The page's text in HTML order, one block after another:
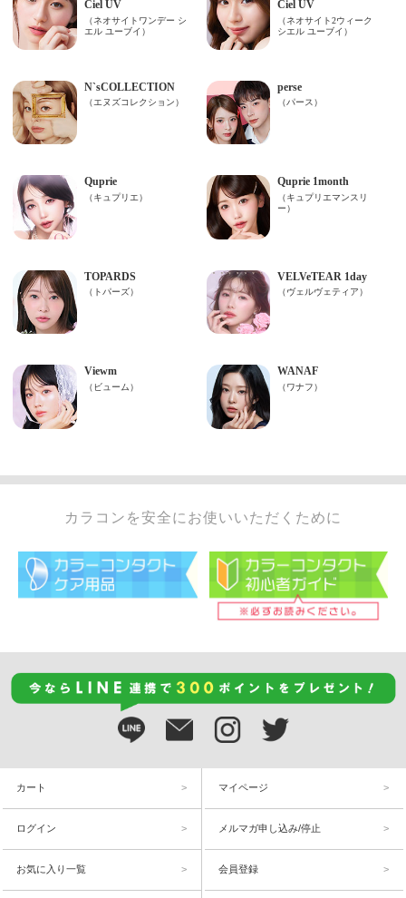
カラコンを安全にお使いいただくために
カート マイページ
ログイン メルマガ申し込み/停止
お気に入り一覧 会員登録